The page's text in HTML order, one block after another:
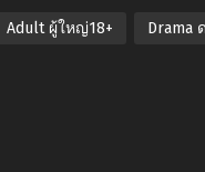
Adult ผู้ใหญ่18+ Drama